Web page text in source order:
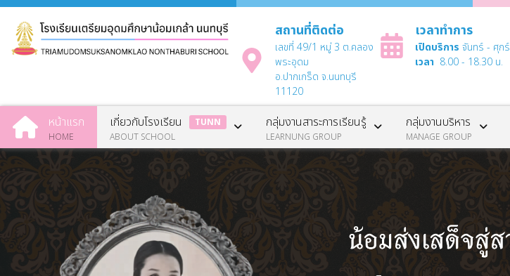
สถานที่ติดต่อ
เลขที่ 49/1 หมู่ 3 ต.คลอง
พระอุดม
อ.ปากเกร็ด จ.นนทบุรี
11120
เวลาทำการ
เปิดบริการ จันทร์ - ศุกร์
เวลา 8.00 - 18.30 น.
หน้าแรก
HOME
เกี่ยวกับโรงเรียน
TUNN
ABOUT SCHOOL
กลุ่มงานสาระการเรียนรู้
LEARNUNG GROUP
กลุ่มงานบริหาร
MANAGE GROUP